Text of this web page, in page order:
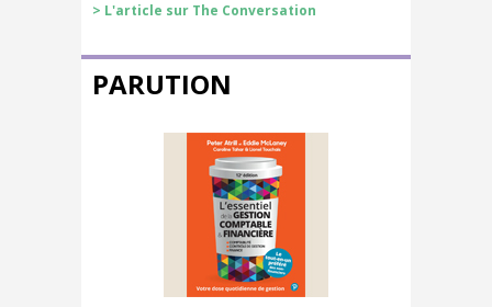
> L'article sur The Conversation
PARUTION